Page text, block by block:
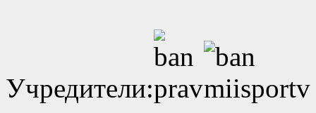
Учредители: